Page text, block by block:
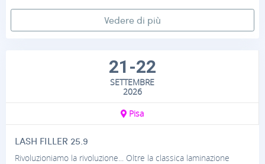
Vedere di più
21-22
SETTEMBRE
2026
Pisa
LASH FILLER 25.9
Rivoluzioniamo la rivoluzione... Oltre la classica laminazione